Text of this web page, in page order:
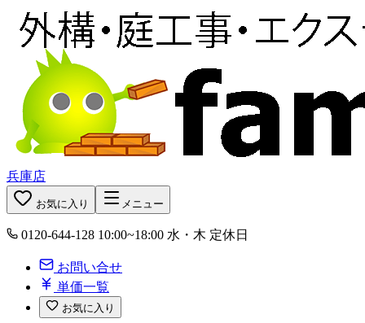
兵庫店
お気に入り メニュー
0120-644-128 10:00~18:00 水・木 定休日
お問い合せ
単価一覧
お気に入り